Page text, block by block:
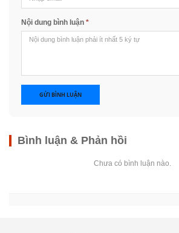
Nội dung bình luận *
GỬI BÌNH LUẬN
Bình luận & Phản hồi
Chưa có bình luận nào.